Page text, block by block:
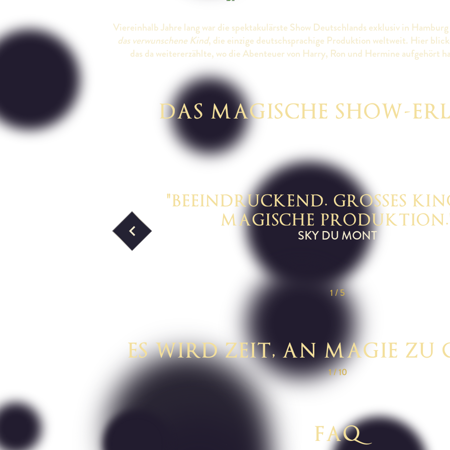
Viereinhalb Jahre lang war die spektakulärste Show Deutschlands exklusiv in
das verwunschene Kind, die einzige deutschsprachige Produktion weltweit. Hier
das da weitererzählte, wo die Abenteuer von Harry, Ron und Hermine aufgehört
DAS MAGISCHE SHOW-
"BEEINDRUCKEND. GROSSES
MAGISCHE
SKY DU MONT
Vorheriges Bild
1/5
ES WIRD ZEIT, AN MAGIE ZU
1/10
FAQ